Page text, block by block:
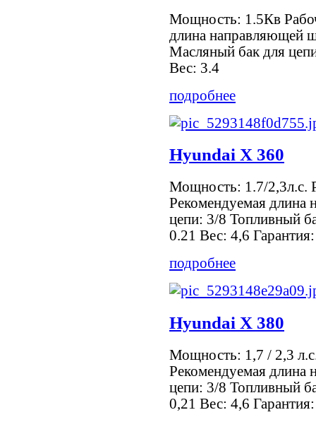
Мощность: 1.5Кв
длина направляющей
Масляный бак для
Вес: 3.4
подробнее
Hyundai Х 360
Мощность: 1.7/2,3л.с.
Рекомендуемая
цепи: 3/8 Топливный
0.21 Вес: 4,6
подробнее
Hyundai Х 380
Мощность: 1,7 / 2,3
Рекомендуемая
цепи: 3/8 Топливный
0,21 Вес: 4,6